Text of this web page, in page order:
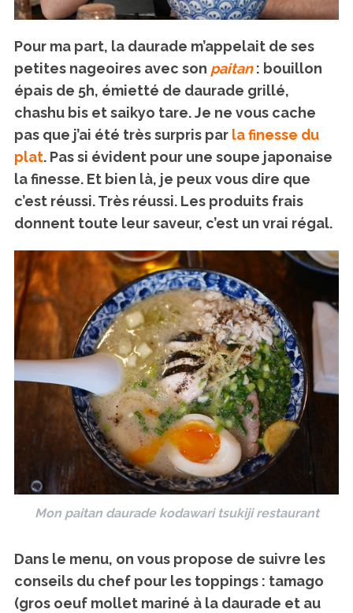
Pour ma part, la daurade m’appelait de ses
petites nageoires avec son paitan : bouillon
épais de 5h, émietté de daurade grillé,
chashu bis et saikyo tare. Je ne vous cache
pas que j’ai été très surpris par la finesse du
plat. Pas si évident pour une soupe japonaise
la finesse. Et bien là, je peux vous dire que
c’est réussi. Très réussi. Les produits frais
donnent toute leur saveur, c’est un vrai régal.
Mon paitan daurade kodawari tsukiji restaurant
Dans le menu, on vous propose de suivre les
conseils du chef pour les toppings : tamago
(gros oeuf mollet mariné à la daurade et au